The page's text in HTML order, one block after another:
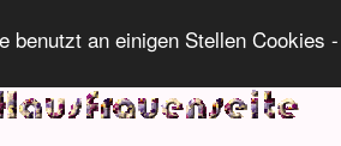
benutzt an einigen Stellen